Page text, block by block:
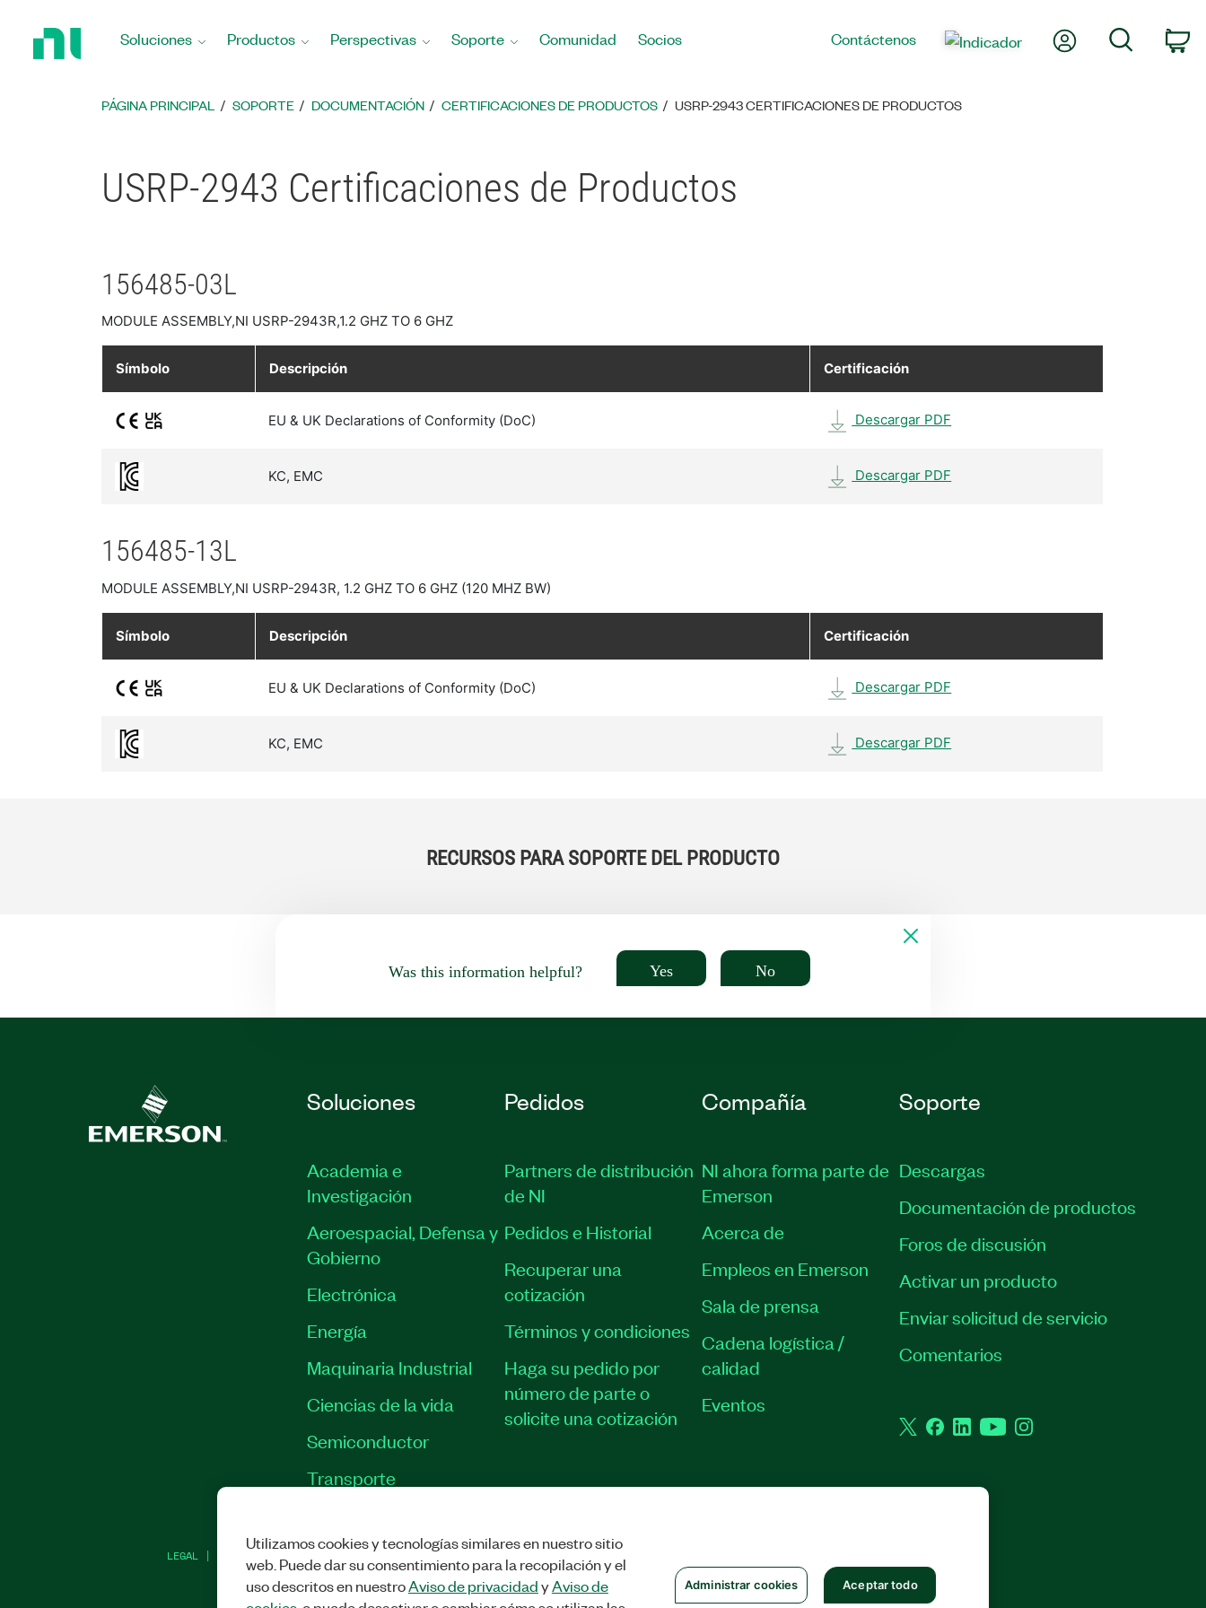
Soluciones Productos Perspectivas Soporte Comunidad Socios Contáctenos Mi cuenta Búsqueda
PÁGINA PRINCIPAL SOPORTE DOCUMENTACIÓN CERTIFICACIONES DE PRODUCTOS USRP-2943 CERTIFICACIONES DE PRODUCTOS
USRP-2943 Certificaciones de Productos
156485-03L
MODULE ASSEMBLY,NI USRP-2943R,1.2 GHZ TO 6 GHZ
Símbolo Descripción Certificación
EU & UK Declarations of Conformity (DoC) Descargar PDF
KC, EMC Descargar PDF
156485-13L
MODULE ASSEMBLY,NI USRP-2943R, 1.2 GHZ TO 6 GHZ (120 MHZ BW)
Símbolo Descripción Certificación
EU & UK Declarations of Conformity (DoC) Descargar PDF
KC, EMC Descargar PDF
RECURSOS PARA SOPORTE DEL PRODUCTO
Was this information helpful? Yes No
Soluciones
Academia e
Investigación
Aeroespacial, Defensa y
Gobierno
Electrónica
Energía
Maquinaria Industrial
Ciencias de la vida
Semiconductor
Transporte
Pedidos
Partners de distribución
de NI
Pedidos e Historial
Recuperar una
cotización
Términos y condiciones
Haga su pedido por
número de parte o
solicite una cotización
Compañía
NI ahora forma parte de
Emerson
Acerca de
Empleos en Emerson
Sala de prensa
Cadena logística /
calidad
Eventos
Soporte
Descargas
Documentación de productos
Foros de discusión
Activar un producto
Enviar solicitud de servicio
Comentarios
TwitterFacebook
LinkedInYouTubeInstagram
LEGAL | ADMINISTRAR COOKIES
Utilizamos cookies y tecnologías similares en nuestro sitio
web. Puede dar su consentimiento para la recopilación y el
uso descritos en nuestroAviso de privacidadyAviso de
Administrar cookies Aceptar todo